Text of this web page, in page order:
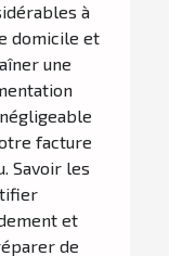
à
domicile et
une
facture
Savoir les
et
de